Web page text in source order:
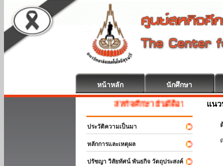
หน้าหลัก นักศึกษา
สหกิจศึกษา ยินดีต้อนรับ
ประวัติความเป็นมา
หลักการและเหตุผล
ปรัชญา วิสัยทัศน์ พันธกิจ วัตถุประสงค์
แน